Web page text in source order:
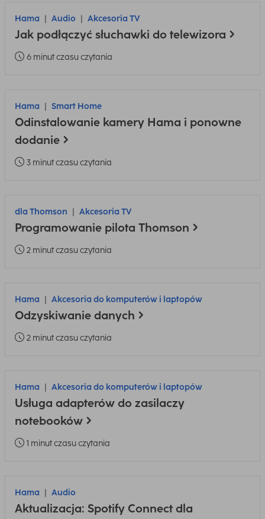
Hama Audio Akcesoria TV
Jak podłączyć słuchawki do telewizora
6 minut czasu czytania
Hama Smart Home
Odinstalowanie kamery Hama i ponowne
dodanie
3 minut czasu czytania
dla Thomson Akcesoria TV
Programowanie pilota Thomson
2 minut czasu czytania
Hama Akcesoria do komputerów i laptopów
Odzyskiwanie danych
2 minut czasu czytania
Hama Akcesoria do komputerów i laptopów
Usługa adapterów do zasilaczy
notebooków
1 minut czasu czytania
Hama Audio
Aktualizacja: Spotify Connect dla